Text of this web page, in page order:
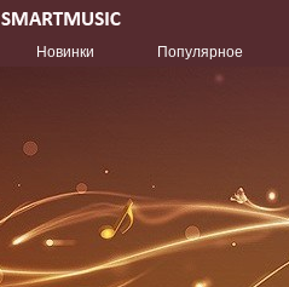
Новинки Популярное